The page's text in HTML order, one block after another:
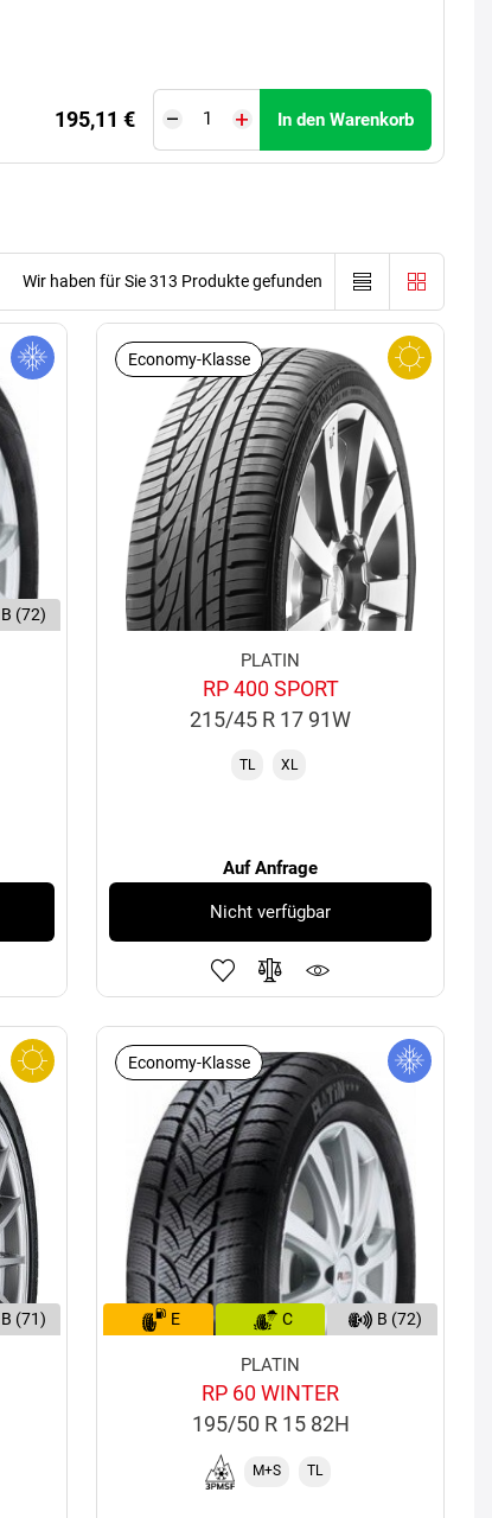
195,11 € In den Warenkorb
Wir haben für Sie 313 Produkte gefunden
B (72)
Economy-Klasse
PLATIN
RP 400 SPORT
215/45 R 17 91W
TL XL
Auf Anfrage
Nicht verfügbar
B (71)
Economy-Klasse
E C B (72)
PLATIN
RP 60 WINTER
195/50 R 15 82H
M+S TL